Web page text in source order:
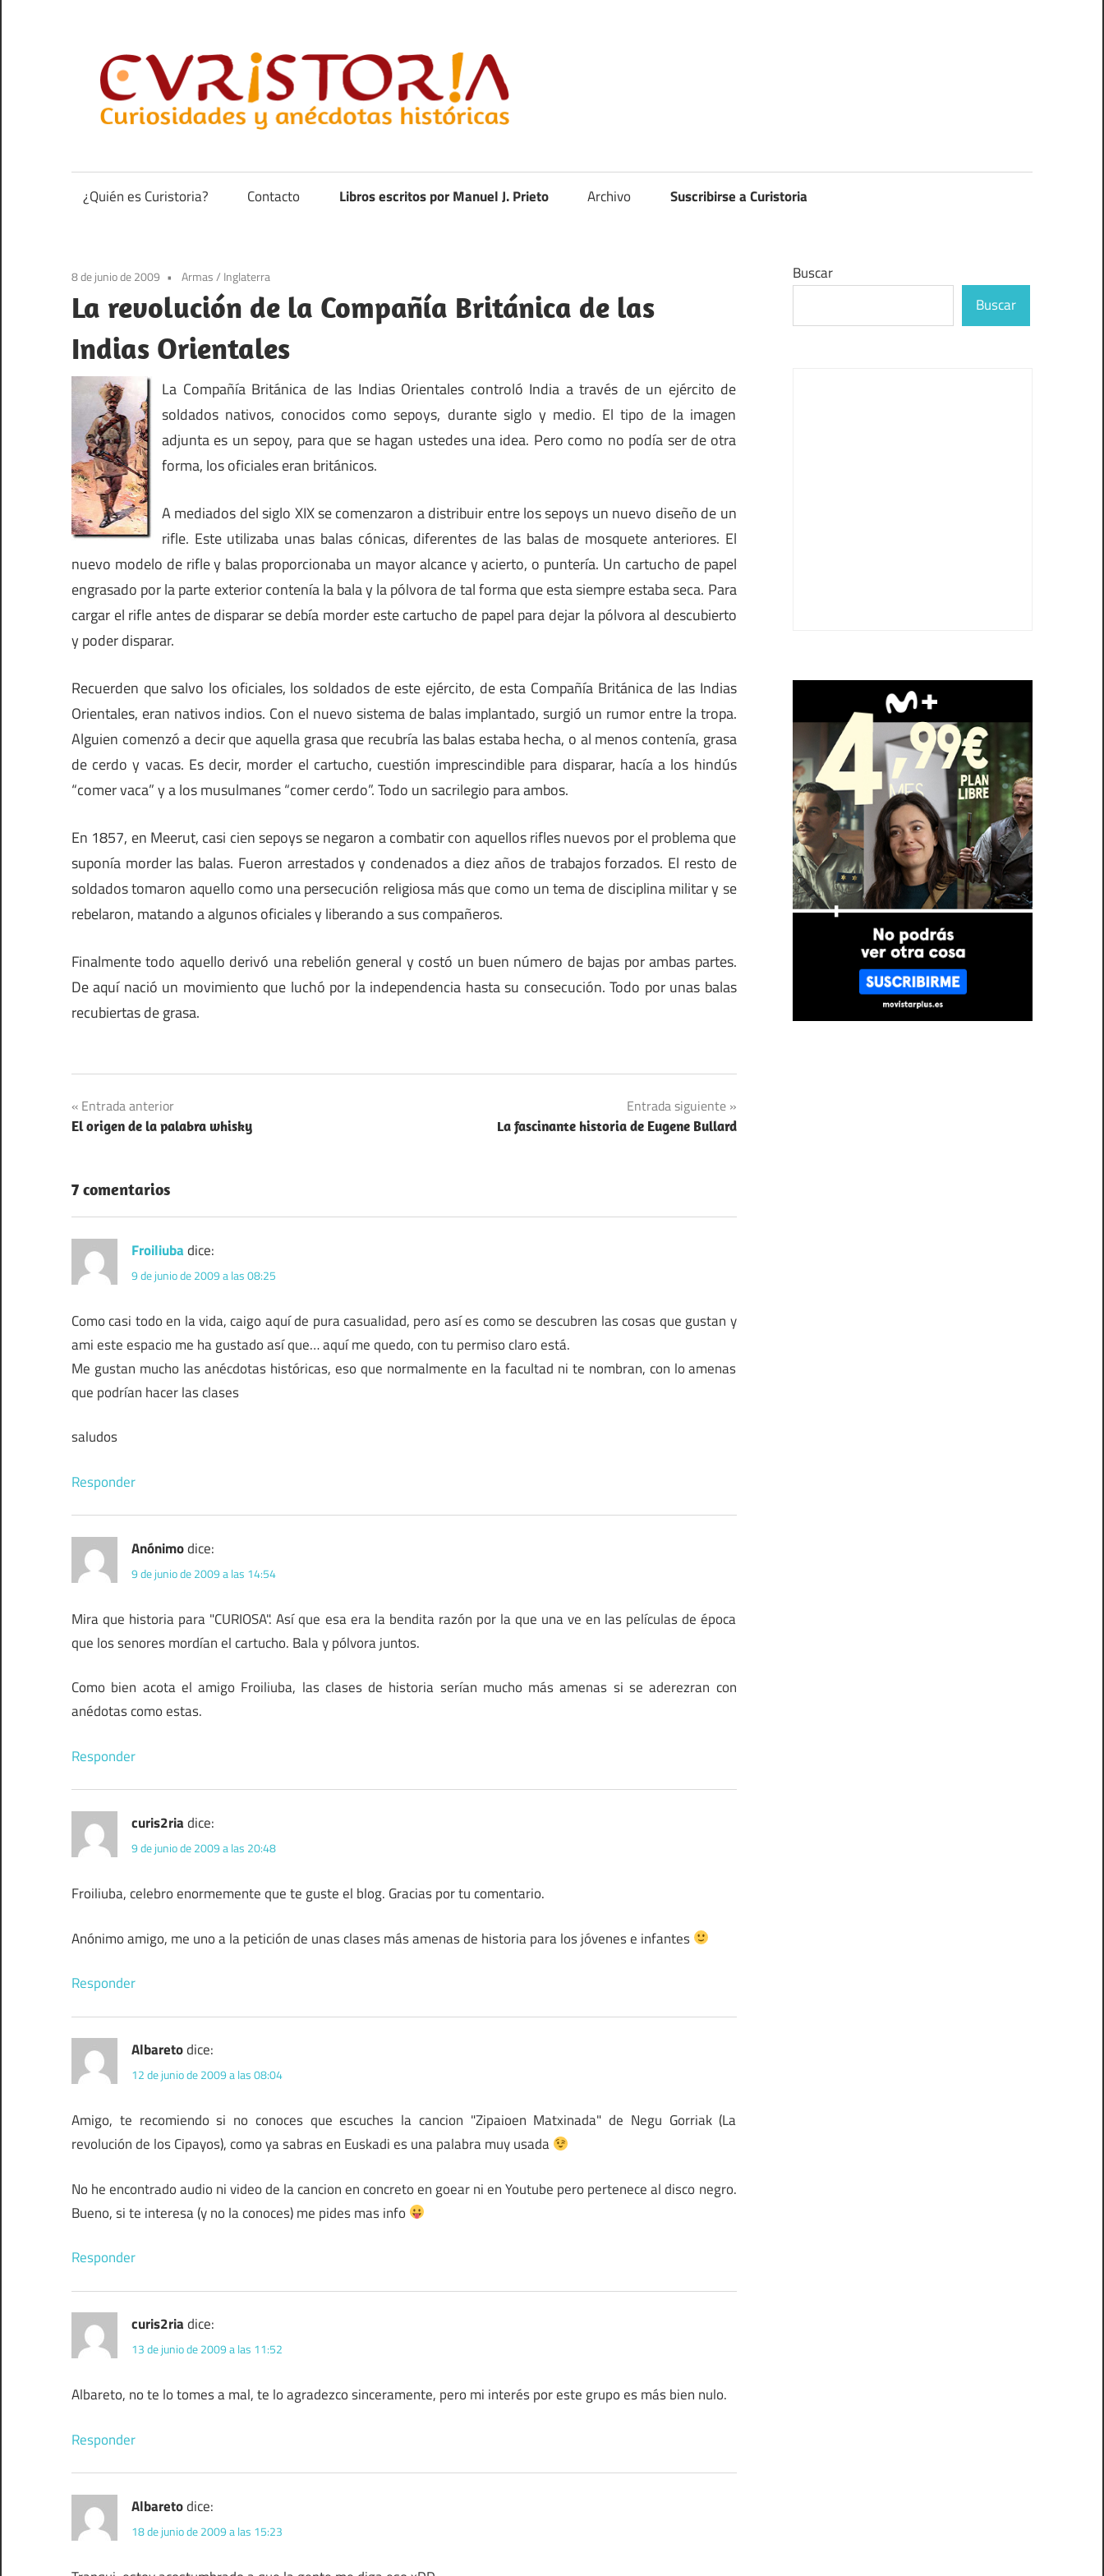
contenido
anécdotas
de
¿Quién es Curistoria? Contacto Libros escritos por Manuel J. Prieto Archivo Suscribirse a Curistoria
8 de junio de 2009 Armas/ Inglaterra
La revolución de la Compañía Británica de las
Indias Orientales
La Compañía Británica de las Indias Orientales controló India a través de un ejército de
soldados nativos, conocidos como sepoys, durante siglo y medio. El tipo de la imagen
adjunta es un sepoy, para que se hagan ustedes una idea. Pero como no podía ser de otra
forma, los oficiales eran británicos.
A mediados del siglo XIX se comenzaron a distribuir entre los sepoys un nuevo diseño de un
rifle. Este utilizaba unas balas cónicas, diferentes de las balas de mosquete anteriores. El
nuevo modelo de rifle y balas proporcionaba un mayor alcance y acierto, o puntería. Un cartucho de papel
engrasado por la parte exterior contenía la bala y la pólvora de tal forma que esta siempre estaba seca. Para
cargar el rifle antes de disparar se debía morder este cartucho de papel para dejar la pólvora al descubierto
y poder disparar.
Recuerden que salvo los oficiales, los soldados de este ejército, de esta Compañía Británica de las Indias
Orientales, eran nativos indios. Con el nuevo sistema de balas implantado, surgió un rumor entre la tropa.
Alguien comenzó a decir que aquella grasa que recubría las balas estaba hecha, o al menos contenía, grasa
de cerdo y vacas. Es decir, morder el cartucho, cuestión imprescindible para disparar, hacía a los hindús
“comer vaca” y a los musulmanes “comer cerdo”. Todo un sacrilegio para ambos.
En 1857, en Meerut, casi cien sepoys se negaron a combatir con aquellos rifles nuevos por el problema que
suponía morder las balas. Fueron arrestados y condenados a diez años de trabajos forzados. El resto de
soldados tomaron aquello como una persecución religiosa más que como un tema de disciplina militar y se
rebelaron, matando a algunos oficiales y liberando a sus compañeros.
Finalmente todo aquello derivó una rebelión general y costó un buen número de bajas por ambas partes.
De aquí nació un movimiento que luchó por la independencia hasta su consecución. Todo por unas balas
recubiertas de grasa.
Navegación
de
entradas
Entrada anterior
El origen de la palabra whisky
Entrada siguiente
La fascinante historia de Eugene Bullard
7 comentarios
Froiliubadice:
9 de junio de 2009 a las 08:25
Como casi todo en la vida, caigo aquí de pura casualidad, pero así es como se descubren las cosas que gustan y
ami este espacio me ha gustado así que… aquí me quedo, con tu permiso claro está.
Me gustan mucho las anécdotas históricas, eso que normalmente en la facultad ni te nombran, con lo amenas
que podrían hacer las clases
saludos
Responder
Anónimodice:
9 de junio de 2009 a las 14:54
Mira que historia para "CURIOSA". Así que esa era la bendita razón por la que una ve en las películas de época
que los senores mordían el cartucho. Bala y pólvora juntos.
Como bien acota el amigo Froiliuba, las clases de historia serían mucho más amenas si se aderezran con
anédotas como estas.
Responder
curis2riadice:
9 de junio de 2009 a las 20:48
Froiliuba, celebro enormemente que te guste el blog. Gracias por tu comentario.
Anónimo amigo, me uno a la petición de unas clases más amenas de historia para los jóvenes e infantes
Responder
Albaretodice:
12 de junio de 2009 a las 08:04
Amigo, te recomiendo si no conoces que escuches la cancion "Zipaioen Matxinada" de Negu Gorriak (La
revolución de los Cipayos), como ya sabras en Euskadi es una palabra muy usada
No he encontrado audio ni video de la cancion en concreto en goear ni en Youtube pero pertenece al disco negro.
Bueno, si te interesa (y no la conoces) me pides mas info
Responder
curis2riadice:
13 de junio de 2009 a las 11:52
Albareto, no te lo tomes a mal, te lo agradezco sinceramente, pero mi interés por este grupo es más bien nulo.
Responder
Albaretodice:
18 de junio de 2009 a las 15:23
Buscar
Buscar